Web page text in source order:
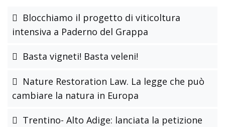
Blocchiamo il progetto di viticoltura
intensiva a Paderno del Grappa
Basta vigneti! Basta veleni!
Nature Restoration Law. La legge che può
cambiare la natura in Europa
Trentino- Alto Adige: lanciata la petizione